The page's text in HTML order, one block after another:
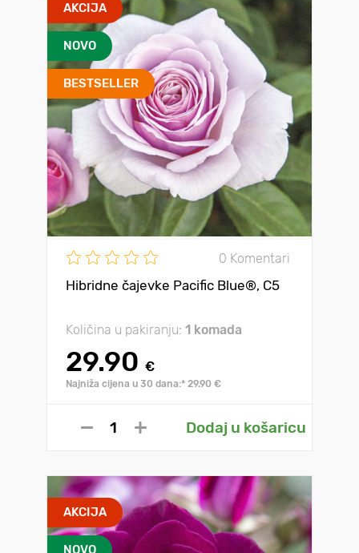
AKCIJA
NOVO
BESTSELLER
0 Komentari
Hibridne čajevke Pacific Blue®, C5
Količina u pakiranju: 1 komada
29.90 €
Najniža cijena u 30 dana:* 29.90 €
Dodaj u košaricu
AKCIJA
NOVO